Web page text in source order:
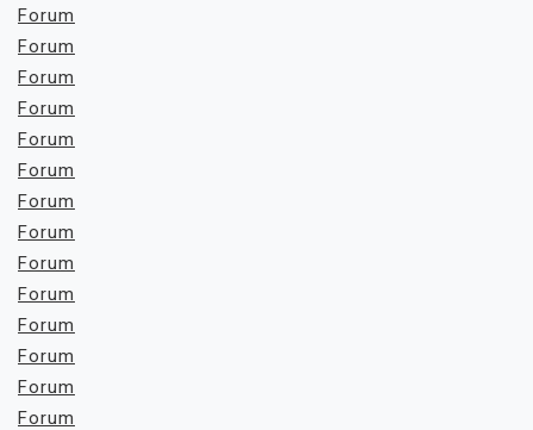
Forum
Forum
Forum
Forum
Forum
Forum
Forum
Forum
Forum
Forum
Forum
Forum
Forum
Forum